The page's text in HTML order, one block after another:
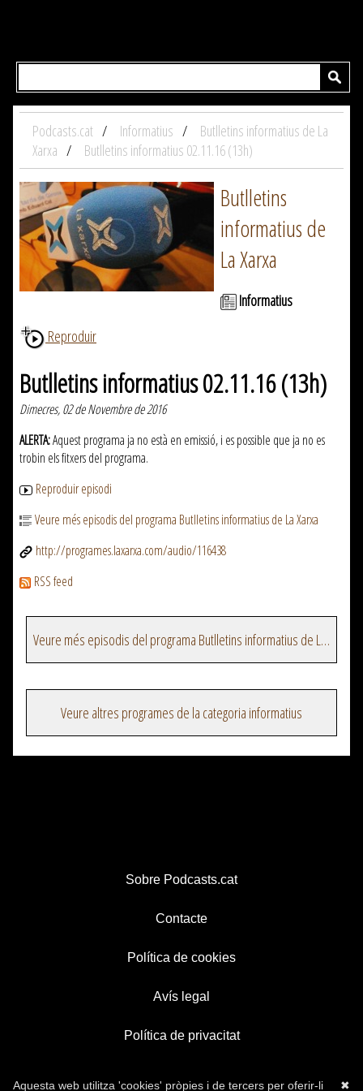
Podcasts.cat Informatius
Butlletins informatius de La
Xarxa
Butlletins informatius 02.11.16 (13h)
Butlletins
informatius de
La Xarxa
Informatius
Reproduir
Butlletins informatius 02.11.16 (13h)
Dimecres, 02 de Novembre de 2016
ALERTA:Aquest programa ja no està en emissió, i es possible que ja no es
trobin els fitxers del programa.
Reproduir episodi
Veure més episodis del programa Butlletins informatius de La Xarxa
http://programes.laxarxa.com/audio/116438
RSS feed
Veure més episodis del programa Butlletins informatius de La Xarxa
Veure altres programes de la categoria informatius
Sobre Podcasts.cat
Contacte
Política de cookies
Avís legal
Política de privacitat
✖
Aquesta web utilitza 'cookies' pròpies i de tercers per oferir-li